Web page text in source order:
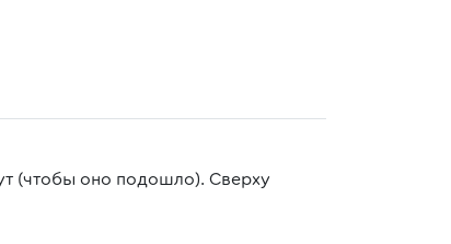
(чтобы оно подошло). Сверху